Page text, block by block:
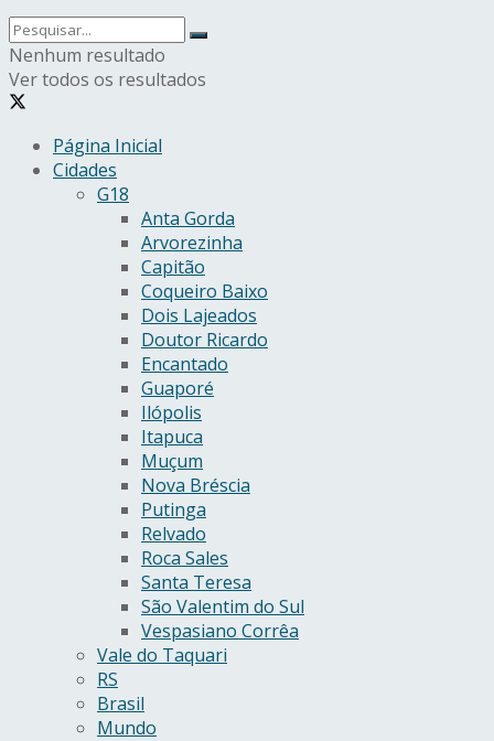
Nenhum resultado
Ver todos os resultados
Página Inicial
Cidades
G18
Anta Gorda
Arvorezinha
Capitão
Coqueiro Baixo
Dois Lajeados
Doutor Ricardo
Encantado
Guaporé
Ilópolis
Itapuca
Muçum
Nova Bréscia
Putinga
Relvado
Roca Sales
Santa Teresa
São Valentim do Sul
Vespasiano Corrêa
Vale do Taquari
RS
Brasil
Mundo